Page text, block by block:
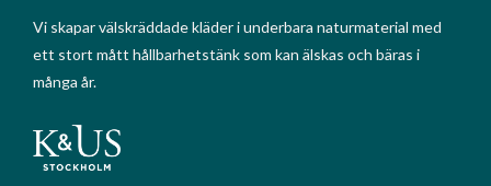
Vi skapar välskräddade kläder i underbara naturmaterial med
ett stort mått hållbarhetstänk som kan älskas och bäras i
många år.